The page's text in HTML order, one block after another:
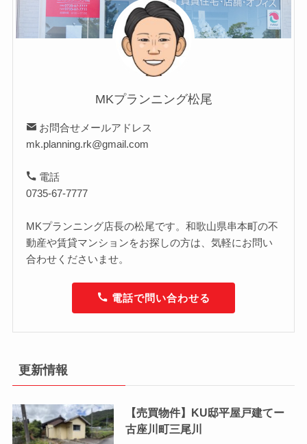
MKプランニング松尾
お問合せメールアドレス
mk.planning.rk@gmail.com
電話
0735-67-7777
MKプランニング店長の松尾です。和歌山県串本町の不
動産や賃貸マンションをお探しの方は、気軽にお問い
合わせくださいませ。
電話で問い合わせる
更新情報
【売買物件】KU邸平屋戸建てー
古座川町三尾川